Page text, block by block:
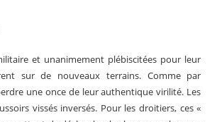
et unanimement plébiscitées pour leur
sur de nouveaux terrains. Comme par
une once de leur authentique virilité. Les
vissés inversés. Pour les droitiers, ces «